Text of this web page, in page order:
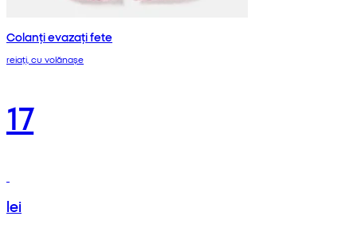
Colanți evazați fete
reiați, cu volănașe
17
lei